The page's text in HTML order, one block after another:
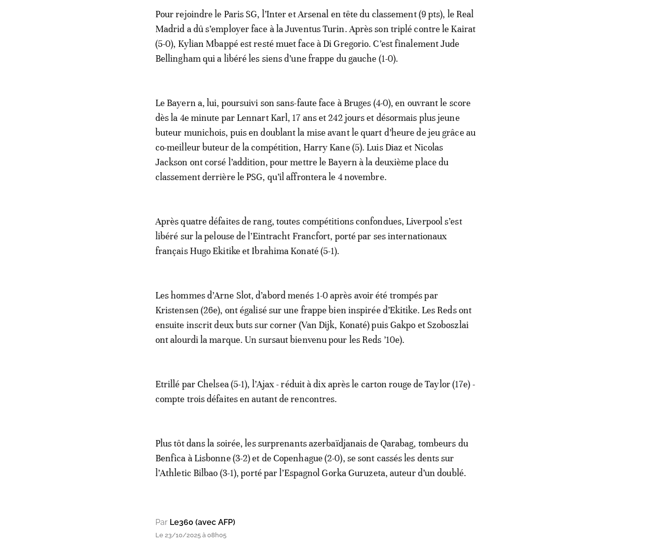
Pour rejoindre le Paris SG, l’Inter et Arsenal en tête du classement (9 pts), le Real
Madrid a dû s’employer face à la Juventus Turin. Après son triplé contre le Kairat
(5-0), Kylian Mbappé est resté muet face à Di Gregorio. C’est finalement Jude
Bellingham qui a libéré les siens d’une frappe du gauche (1-0).
Le Bayern a, lui, poursuivi son sans-faute face à Bruges (4-0), en ouvrant le score
dès la 4e minute par Lennart Karl, 17 ans et 242 jours et désormais plus jeune
buteur munichois, puis en doublant la mise avant le quart d’heure de jeu grâce au
co-meilleur buteur de la compétition, Harry Kane (5). Luis Diaz et Nicolas
Jackson ont corsé l’addition, pour mettre le Bayern à la deuxième place du
classement derrière le PSG, qu’il affrontera le 4 novembre.
Après quatre défaites de rang, toutes compétitions confondues, Liverpool s’est
libéré sur la pelouse de l’Eintracht Francfort, porté par ses internationaux
français Hugo Ekitike et Ibrahima Konaté (5-1).
Les hommes d’Arne Slot, d’abord menés 1-0 après avoir été trompés par
Kristensen (26e), ont égalisé sur une frappe bien inspirée d’Ekitike. Les Reds ont
ensuite inscrit deux buts sur corner (Van Dijk, Konaté) puis Gakpo et Szoboszlai
ont alourdi la marque. Un sursaut bienvenu pour les Reds ’10e).
Etrillé par Chelsea (5-1), l’Ajax - réduit à dix après le carton rouge de Taylor (17e) -
compte trois défaites en autant de rencontres.
Plus tôt dans la soirée, les surprenants azerbaïdjanais de Qarabag, tombeurs du
Benfica à Lisbonne (3-2) et de Copenhague (2-0), se sont cassés les dents sur
l’Athletic Bilbao (3-1), porté par l’Espagnol Gorka Guruzeta, auteur d’un doublé.
Par Le360 (avec AFP)
Le 23/10/2025 à 08h05